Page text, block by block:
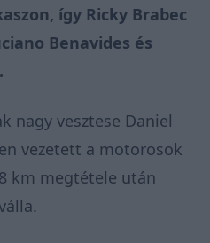
így Ricky Brabec
Benavides és
nagy vesztese Daniel
vezetett a motorosok
km megtétele után